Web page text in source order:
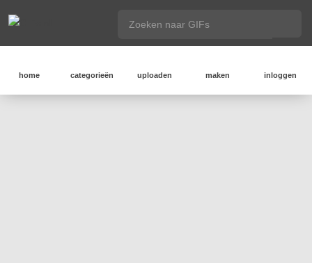
home categorieën uploaden maken inloggen